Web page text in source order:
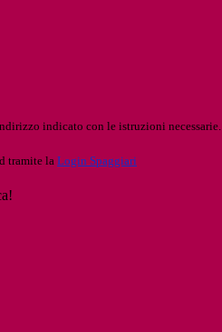
indicato con le istruzioni necessarie.
tramite la Login Spaggiari